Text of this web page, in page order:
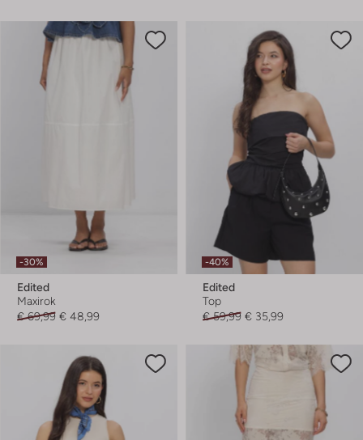
-30%
Edited
Maxirok
€ 69,99 € 48,99
-40%
Edited
Top
€ 59,99 € 35,99